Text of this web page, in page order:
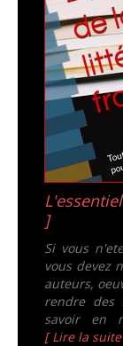
]
Si vous
vous devez
auteurs,
rendre
savoir en
[ Lire la